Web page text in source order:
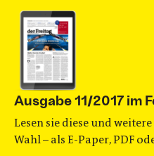
Ausgabe 11/2017 im
Lesen sie diese und
Wahl – als E-Paper, PDF